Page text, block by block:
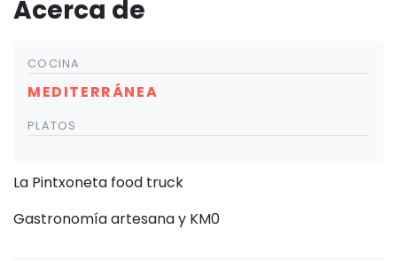
Acerca de
COCINA
MEDITERRÁNEA
PLATOS
La Pintxoneta food truck
Gastronomía artesana y KM0